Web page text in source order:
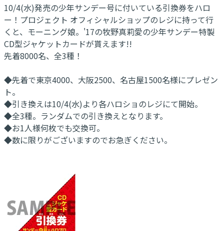
10/4(水)発売の少年サンデー号に付いている引換券をハロ
ー！プロジェクト オフィシャルショップのレジに持って行
くと、モーニング娘。'17の牧野真莉愛の少年サンデー特製
CD型ジャケットカードが貰えます!!
先着8000名、全3種！
◆先着で東京4000、大阪2500、名古屋1500名様にプレゼン
ト。
◆引き換えは10/4(水)より各ハロショのレジにて開始。
◆全3種。ランダムでの引き換えとなります。
◆お1人様何枚でも交換可。
◆数に限りがございますのでお急ぎください。